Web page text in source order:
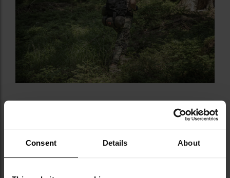
Consent Details About